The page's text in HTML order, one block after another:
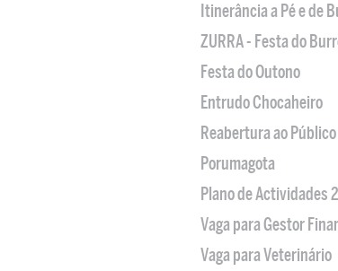
Itinerância a Pé e de
ZURRA - Festa do
Festa do Outono
Entrudo Chocaheiro
Reabertura ao
Porumagota
Plano de Actividades
Vaga para Gestor
Vaga para Veterinário